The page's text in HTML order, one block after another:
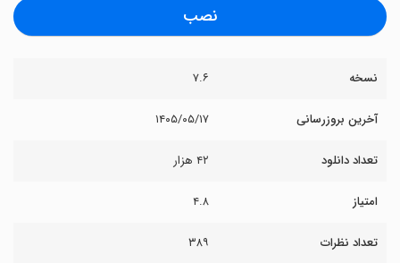
نصب
نسخه ۷.۶
آخرین بروزرسانی ۱۴۰۵/۰۵/۱۷
تعداد دانلود ۴۲ هزار
امتیاز ۴.۸
تعداد نظرات ۳۸۹